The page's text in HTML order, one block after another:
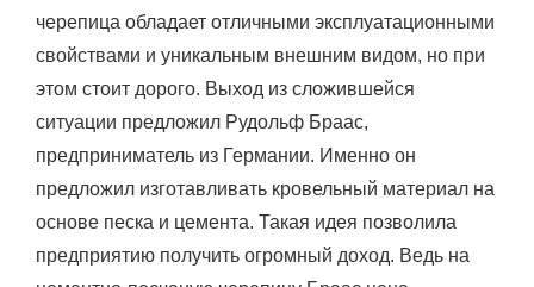
черепица обладает отличными эксплуатационными
свойствами и уникальным внешним видом, но при
этом стоит дорого. Выход из сложившейся
ситуации предложил Рудольф Браас,
предприниматель из Германии. Именно он
предложил изготавливать кровельный материал на
основе песка и цемента. Такая идея позволила
предприятию получить огромный доход. Ведь на